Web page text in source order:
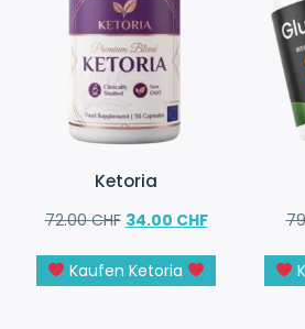
Ketoria
72.00CHF 34.00 CHF
Kaufen Ketoria